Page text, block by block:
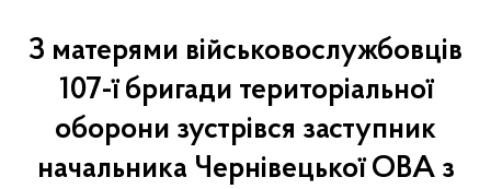
З матерями військовослужбовців
107-ї бригади територіальної
оборони зустрівся заступник
начальника Чернівецької ОВА з